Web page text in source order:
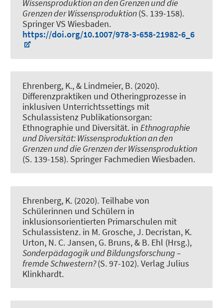
Wissensproduktion an den Grenzen und die
Grenzen der Wissensproduktion(S. 139-158).
Springer VS Wiesbaden.
https://doi.org/10.1007/978-3-658-21982-6_6
Ehrenberg, K., & Lindmeier, B. (2020).
Differenzpraktiken und Otheringprozesse in
inklusiven Unterrichtssettings mit
Schulassistenz Publikationsorgan:
Ethnographie und Diversität. in Ethnographie
und Diversität: Wissensproduktion an den
Grenzen und die Grenzen der Wissensproduktion
(S. 139-158). Springer Fachmedien Wiesbaden.
Ehrenberg, K. (2020).Teilhabe von
Schülerinnen und Schülern in
inklusionsorientierten Primarschulen mit
Schulassistenz. in M. Grosche, J. Decristan, K.
Urton, N. C. Jansen, G. Bruns, & B. Ehl (Hrsg.),
Sonderpädagogik und Bildungsforschung –
fremde Schwestern?(S. 97-102). Verlag Julius
Klinkhardt.